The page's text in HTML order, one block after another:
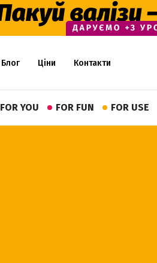
Блог Ціни Контакти
FOR YOU FOR FUN FOR USE